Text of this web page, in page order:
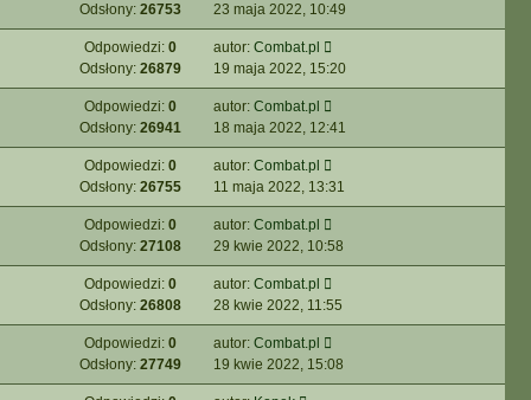
Odsłony: 26753
23 maja 2022, 10:49
Odpowiedzi: 0
Odsłony: 26879
autor: Combat.pl
19 maja 2022, 15:20
Odpowiedzi: 0
Odsłony: 26941
autor: Combat.pl
18 maja 2022, 12:41
Odpowiedzi: 0
Odsłony: 26755
autor: Combat.pl
11 maja 2022, 13:31
Odpowiedzi: 0
Odsłony: 27108
autor: Combat.pl
29 kwie 2022, 10:58
Odpowiedzi: 0
Odsłony: 26808
autor: Combat.pl
28 kwie 2022, 11:55
Odpowiedzi: 0
Odsłony: 27749
autor: Combat.pl
19 kwie 2022, 15:08